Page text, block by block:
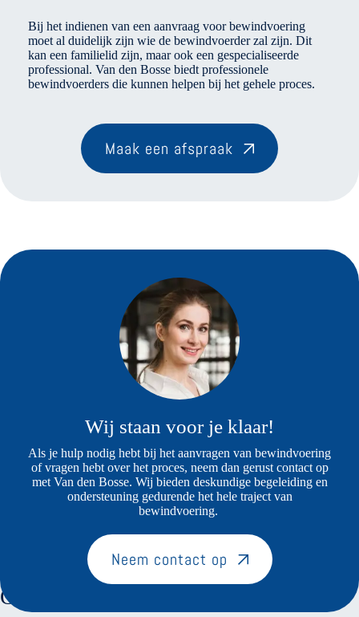
Bij het indienen van een aanvraag voor bewindvoering
moet al duidelijk zijn wie de bewindvoerder zal zijn. Dit
kan een familielid zijn, maar ook een gespecialiseerde
professional. Van den Bosse biedt professionele
bewindvoerders die kunnen helpen bij het gehele proces.
Maak een afspraak
Wij staan voor je klaar!
Als je hulp nodig hebt bij het aanvragen van bewindvoering
of vragen hebt over het proces, neem dan gerust contact op
met Van den Bosse. Wij bieden deskundige begeleiding en
ondersteuning gedurende het hele traject van
bewindvoering.
Neem contact op
Over ons